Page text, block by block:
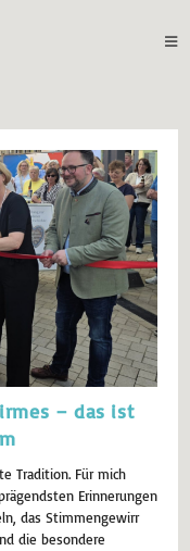
– das ist
Tradition. Für mich
Erinnerungen
das Stimmengewirr
die besondere